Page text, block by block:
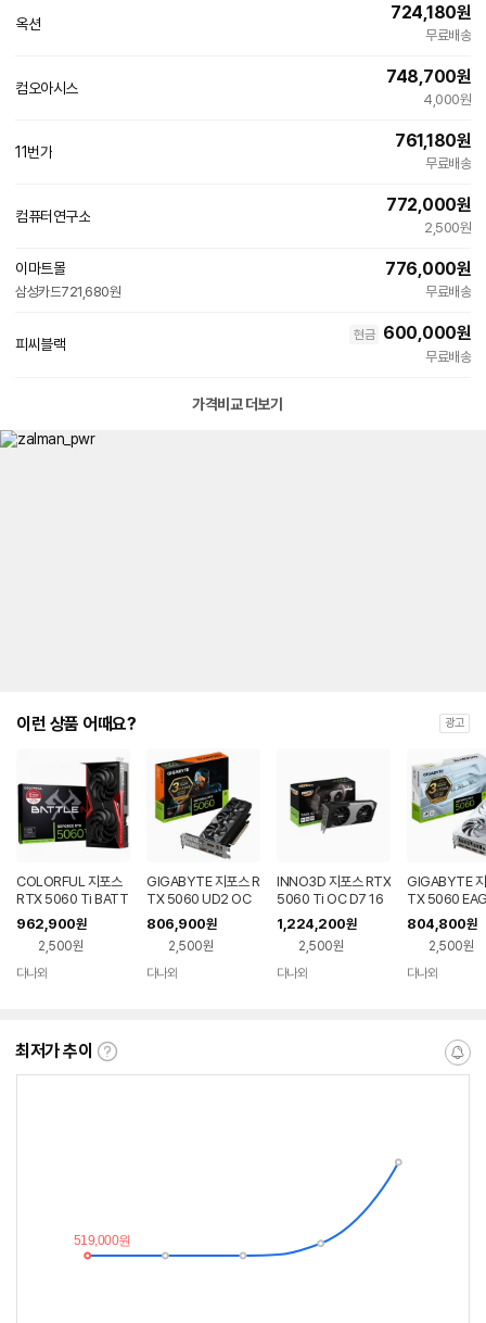
옥션
724,180원
무료배송
컴오아시스
748,700원
4,000원
11번가
761,180원
무료배송
컴퓨터연구소
이
772,000원
2,500원
이마트몰
삼성카드721,680원
776,000원
무료배송
피씨블랙
현금 600,000원
무료배송
가격비교 더보기
이런 상품 어때요? 광고
COLORFUL 지포스
RTX 5060 Ti BATT
LE AX DUO D7 16G
B 도우정보
962,900원
2,500원
다나와
GIGABYTE 지포스 R
TX 5060 UD2 OC
D7 8GB Nano LP 제
이씨현
806,900원
2,500원
다나와
INNO3D 지포스 RTX
5060 Ti OC D7 16
GB TWIN X2
1,224,200원
2,500원
다나와
GIGABYTE
TX 5060
C ICE D7
씨현
804,800원
2,500원
다나와
최저가 추이
최
알